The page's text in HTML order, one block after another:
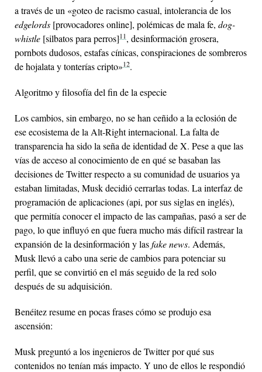
a través de un «goteo de racismo casual, intolerancia de los
edgelords [provocadores online], polémicas de mala fe, dog-
whistle [silbatos para perros]11, desinformación grosera,
pornbots dudosos, estafas cínicas, conspiraciones de sombreros
de hojalata y tonterías cripto»12.
Algoritmo y filosofía del fin de la especie
Los cambios, sin embargo, no se han ceñido a la eclosión de
ese ecosistema de la Alt-Right internacional. La falta de
transparencia ha sido la seña de identidad de X. Pese a que las
vías de acceso al conocimiento de en qué se basaban las
decisiones de Twitter respecto a su comunidad de usuarios ya
estaban limitadas, Musk decidió cerrarlas todas. La interfaz de
programación de aplicaciones (api, por sus siglas en inglés),
que permitía conocer el impacto de las campañas, pasó a ser de
pago, lo que influyó en que fuera mucho más difícil rastrear la
expansión de la desinformación y lasfake news. Además,
Musk llevó a cabo una serie de cambios para potenciar su
perfil, que se convirtió en el más seguido de la red solo
después de su adquisición.
Benéitez resume en pocas frases cómo se produjo esa
ascensión:
Musk preguntó a los ingenieros de Twitter por qué sus
contenidos no tenían más impacto. Y uno de ellos le respondió